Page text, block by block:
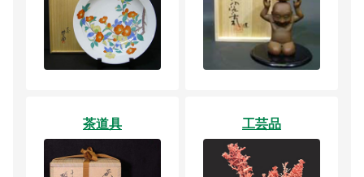
茶道具 工芸品